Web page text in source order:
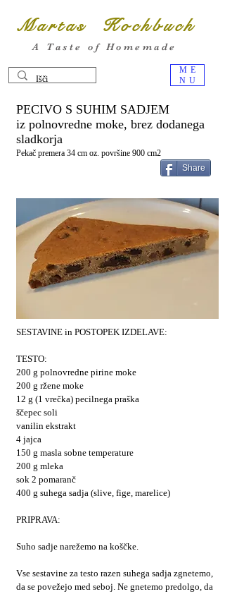
ME
NU
Martas Kochbuch
A Taste of Homemade
PECIVO S SUHIM SADJEM
iz polnovredne moke, brez dodanega
sladkorja
Pekač premera 34 cm oz. površine 900 cm2
Share
SESTAVINE in POSTOPEK IZDELAVE:
TESTO:
200 g polnovredne pirine moke
200 g ržene moke
12 g (1 vrečka) pecilnega praška
ščepec soli
vanilin ekstrakt
4 jajca
150 g masla sobne temperature
200 g mleka
sok 2 pomaranč
400 g suhega sadja (slive, fige, marelice)
PRIPRAVA:
Suho sadje narežemo na koščke.
Vse sestavine za testo razen suhega sadja zgnetemo,
da se povežejo med seboj. Ne gnetemo predolgo, da